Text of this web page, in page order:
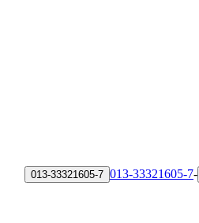
-
013-33321605-7
013-33321605-7